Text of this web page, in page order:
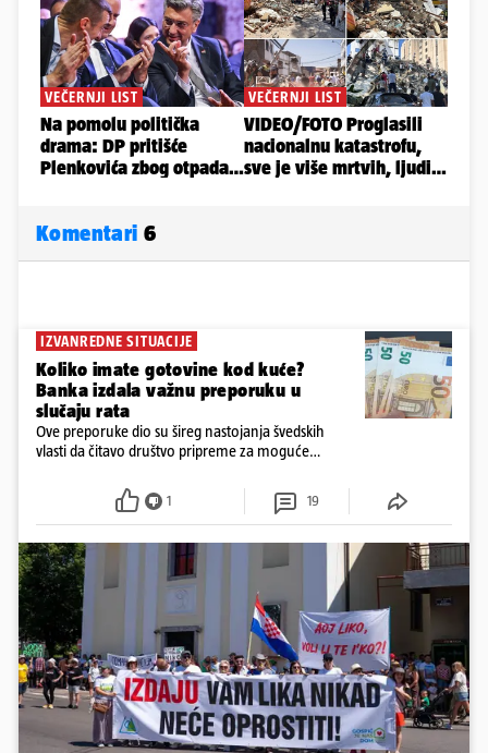
Komentari 6
IZVANREDNE SITUACIJE
Koliko imate gotovine kod kuće?
Banka izdala važnu preporuku u
slučaju rata
Ove preporuke dio su šireg nastojanja švedskih
vlasti da čitavo društvo pripreme za moguće
1 19